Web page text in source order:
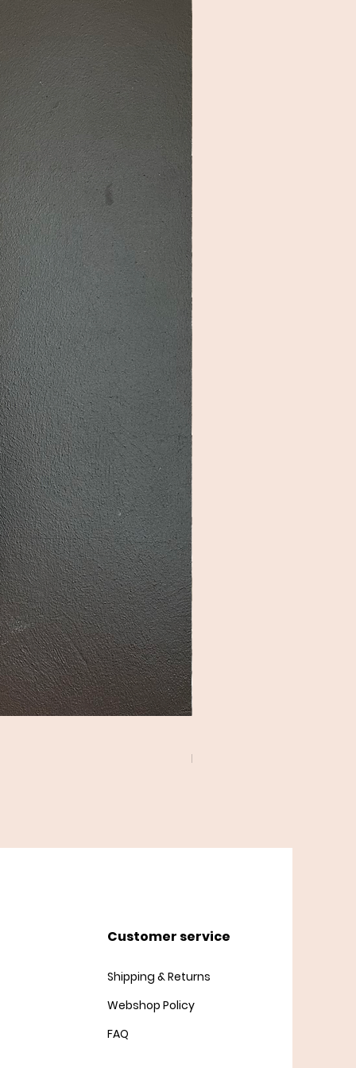
Price
DKK 45.00
Customer service
Shipping & Returns
Webshop Policy
FAQ